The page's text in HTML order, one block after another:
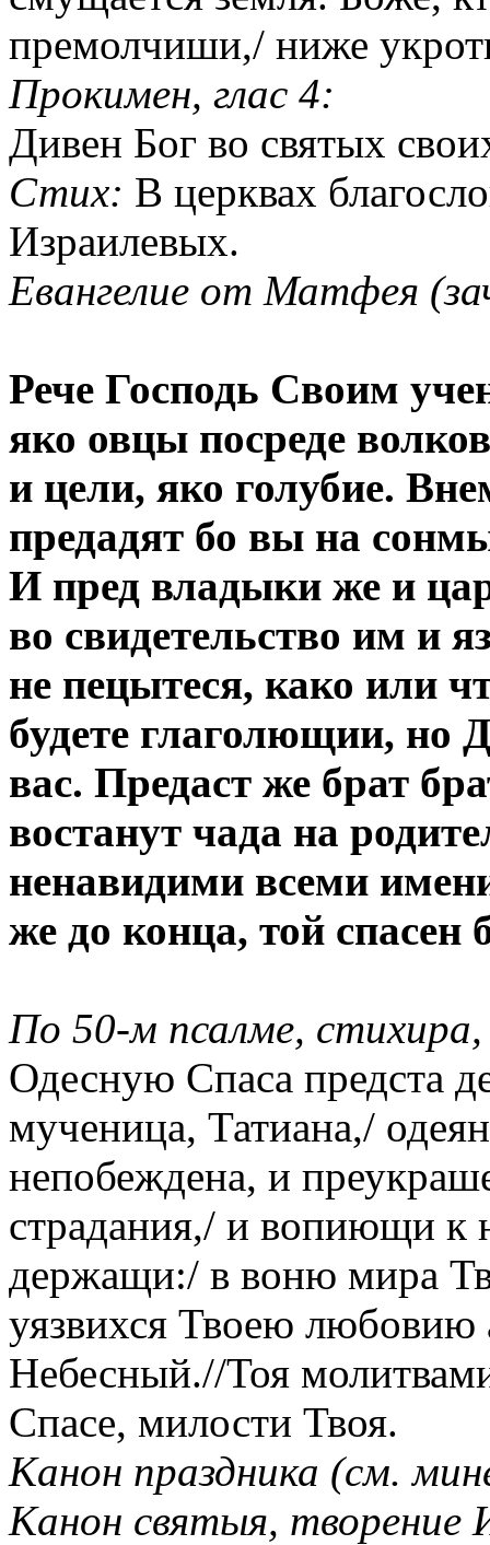
премолчиши,/ ниже
Прокимен, глас 4:
Дивен Бог во святых
Стих: В церквах
Израилевых.
Евангелие от Матфея
Рече Господь Своим
яко овцы посреде
и цели, яко голубие.
предадят бо вы на
И пред владыки же и
во свидетельство им и
не пецытеся, како или
будете глаголющии, но
вас. Предаст же брат
востанут чада на
ненавидими всеми
же до конца, той спасен
По 50-м псалме, стихира,
Одесную Спаса предста
мученица, Татиана,/
непобеждена, и
страдания,/ и вопиющи к
держащи:/ в воню мира
уязвихся Твоею
Небесный.//Тоя
Спасе, милости Твоя.
Канон праздника (см.
Канон святыя, творение